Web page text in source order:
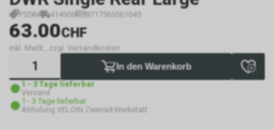
P5584 414956 8717565561045
63.00CHF
inkl. MwSt., zzgl. Versandkosten
In den Warenkorb
1 - 3 Tage lieferbar
Versand
1 - 3 Tage lieferbar
Abholung VELOIN Zweirad-Werkstatt